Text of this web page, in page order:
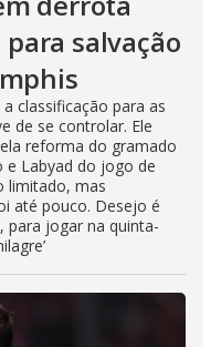
salvação
classificação para as
de se controlar. Ele
reforma do gramado
e Labyad do jogo de
limitado, mas
até pouco. Desejo é
para jogar na quinta-